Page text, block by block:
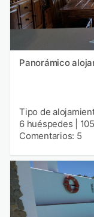
Panorámico
Tipo de
6 huéspedes
Comentarios: 5